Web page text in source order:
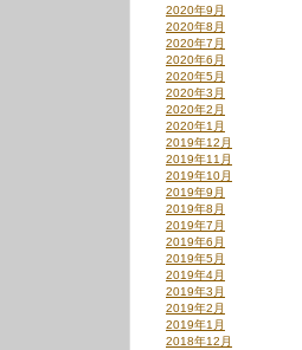
2020年9月
2020年8月
2020年7月
2020年6月
2020年5月
2020年3月
2020年2月
2020年1月
2019年12月
2019年11月
2019年10月
2019年9月
2019年8月
2019年7月
2019年6月
2019年5月
2019年4月
2019年3月
2019年2月
2019年1月
2018年12月